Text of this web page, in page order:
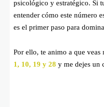
psicológico y estratégico. Si
entender cómo este número
es el primer paso para
Por ello, te animo a que
1, 10, 19 y 28 y me dejes un